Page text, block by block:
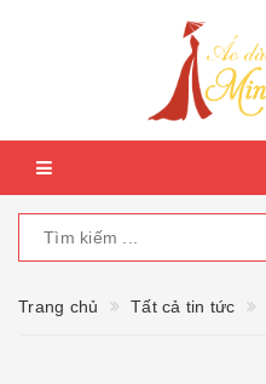
Trang chủ Tất cả tin tức